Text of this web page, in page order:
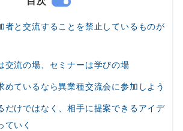
者と交流することを禁止しているものが
交流の場、セミナーは学びの場
めているなら異業種交流会に参加しよう
だけではなく、相手に提案できるアイデ
ていく